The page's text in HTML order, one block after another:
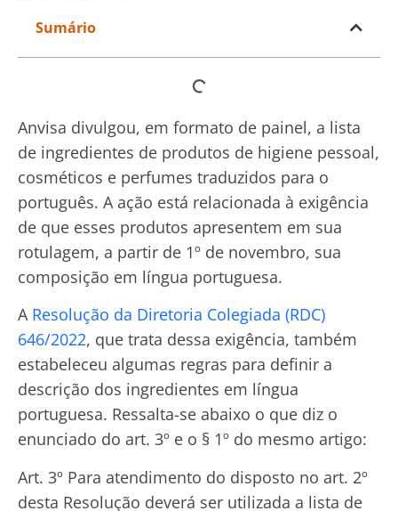
Sumário
Anvisa divulgou, em formato de painel, a lista
de ingredientes de produtos de higiene pessoal,
cosméticos e perfumes traduzidos para o
português. A ação está relacionada à exigência
de que esses produtos apresentem em sua
rotulagem, a partir de 1º de novembro, sua
composição em língua portuguesa.
A Resolução da Diretoria Colegiada (RDC)
646/2022, que trata dessa exigência, também
estabeleceu algumas regras para definir a
descrição dos ingredientes em língua
portuguesa. Ressalta-se abaixo o que diz o
enunciado do art. 3º e o § 1º do mesmo artigo:
Art. 3º Para atendimento do disposto no art. 2º
desta Resolução deverá ser utilizada a lista de